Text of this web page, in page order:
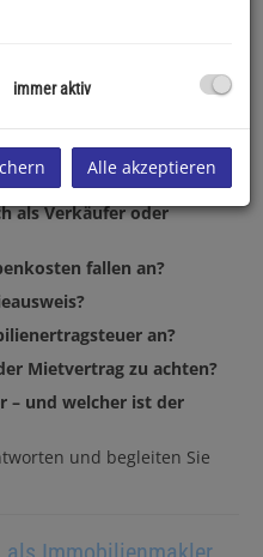
eines Hauses, einer
stellt viele Eigentümer vor
wert?
als Verkäufer oder
fallen an?
an?
Mietvertrag zu achten?
– und welcher ist der
und begleiten Sie
immer aktiv
Alle akzeptieren